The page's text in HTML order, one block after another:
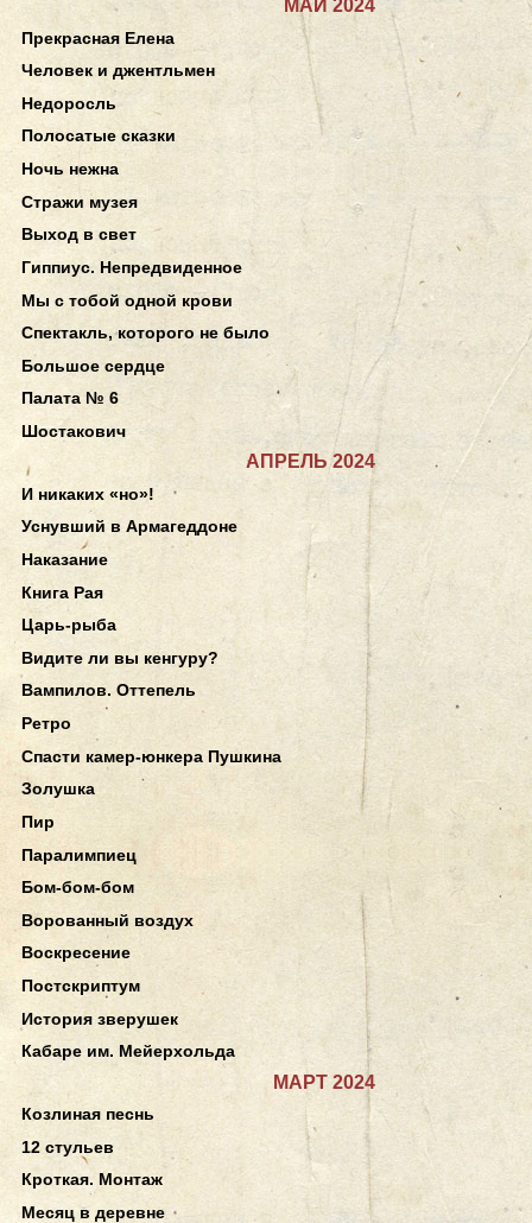
МАЙ 2024
Прекрасная Елена
Человек и джентльмен
Недоросль
Полосатые сказки
Ночь нежна
Стражи музея
Выход в свет
Гиппиус. Непредвиденное
Мы с тобой одной крови
Спектакль, которого не было
Большое сердце
Палата № 6
Шостакович
АПРЕЛЬ 2024
И никаких «но»!
Уснувший в Армагеддоне
Наказание
Книга Рая
Царь-рыба
Видите ли вы кенгуру?
Вампилов. Оттепель
Ретро
Спасти камер-юнкера Пушкина
Золушка
Пир
Паралимпиец
Бом-бом-бом
Ворованный воздух
Воскресение
Постскриптум
История зверушек
Кабаре им. Мейерхольда
МАРТ 2024
Козлиная песнь
12 стульев
Кроткая. Монтаж
Месяц в деревне